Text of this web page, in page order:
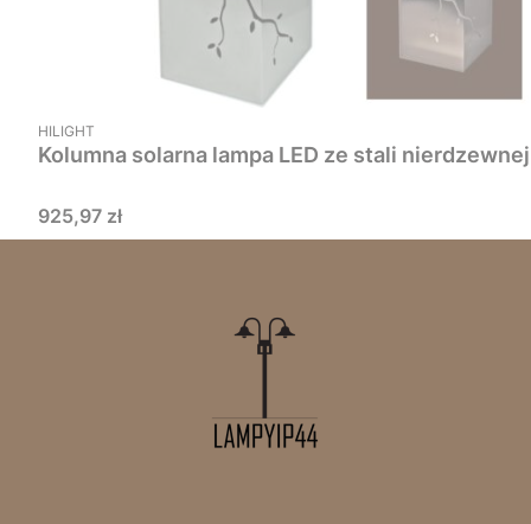
PRODUCENT
HILIGHT
Cena
925,97 zł